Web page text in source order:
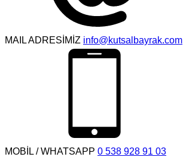
MAIL ADRESİMİZ info@kutsalbayrak.com
MOBİL / WHATSAPP 0 538 928 91 03